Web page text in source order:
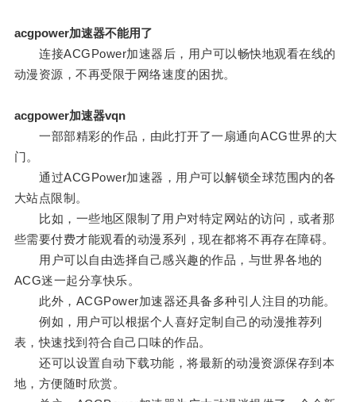
acgpower加速器不能用了
连接ACGPower加速器后，用户可以畅快地观看在线的
动漫资源，不再受限于网络速度的困扰。
acgpower加速器vqn
一部部精彩的作品，由此打开了一扇通向ACG世界的大
门。
通过ACGPower加速器，用户可以解锁全球范围内的各
大站点限制。
比如，一些地区限制了用户对特定网站的访问，或者那
些需要付费才能观看的动漫系列，现在都将不再存在障碍。
用户可以自由选择自己感兴趣的作品，与世界各地的
ACG迷一起分享快乐。
此外，ACGPower加速器还具备多种引人注目的功能。
例如，用户可以根据个人喜好定制自己的动漫推荐列
表，快速找到符合自己口味的作品。
还可以设置自动下载功能，将最新的动漫资源保存到本
地，方便随时欣赏。